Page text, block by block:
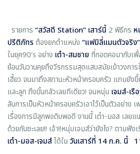
รายการ “สวัสดี Station” เสาร์นี้ 2 พิธีกร
ปรีติภัทร ต้องยกตำแหน่ง “แฟมิลี่แมนตัวจริง”
ในยุค90’s อย่าง เต๋า-สมชาย ที่กอดคอมากับเ
ย้อนวันวานคุยถึงวีรกรรมสุดแสบสมัยเข้าวงกา
เฮี้ยว จนมาถึงสถานะหัวหน้าครอบครัว แถมยัง
และลูก ถึงขั้นกลัวเลยทีเดียว! จนหนุ่ม เจมส์-เรื
ลับการเป็นหัวหน้าครอบครัวเอาไว้เป็นตัวอย่าง
เรื่องการมีลูกพอดิบพอดี งานนี้ เต๋า-มอส เลยแ
ด้วยกันซะเลย!! เอ้า!!หนุ่มเจมส์ว่ายังไง? ตามฟั
เต๋า-มอส-เจมส์ได้ใน วันเสาร์ที่ 14 ก.ค. นี้